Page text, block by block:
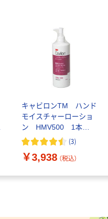
キャビロンTM ハンド
モイスチャーローショ
ン HMV500 1本
（500mL） スリーエム
(3)
￥3,938 （税込）